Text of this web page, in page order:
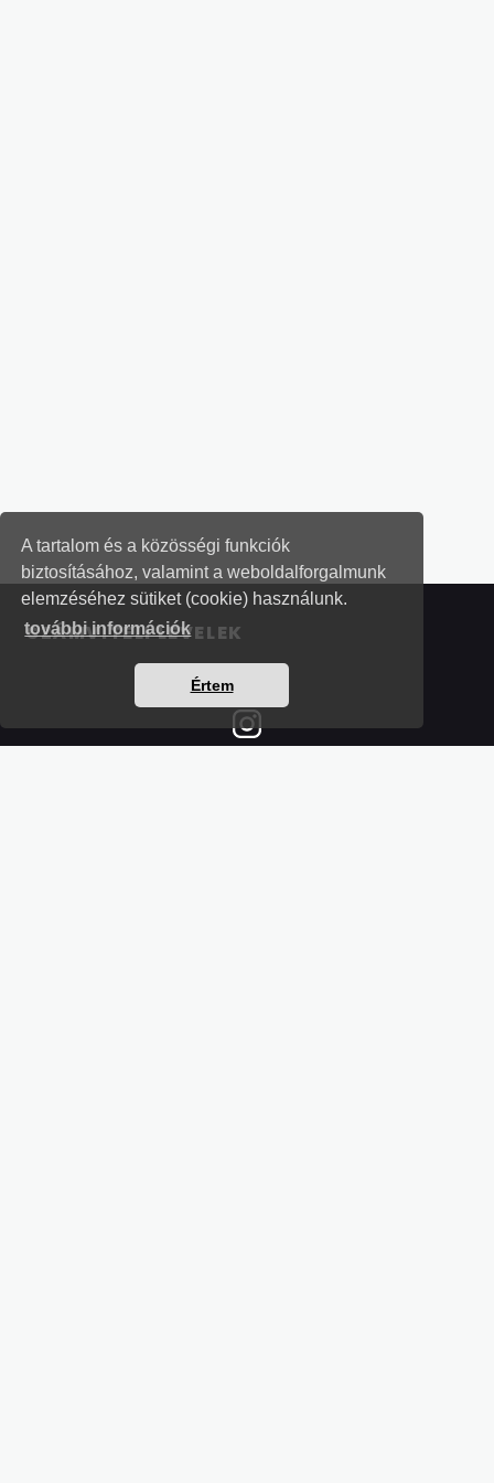
A tartalom és a közösségi funkciók
biztosításához, valamint a weboldalforgalmunk
elemzéséhez sütiket (cookie) használunk.
további információk
Értem
SZÁMVITELI LEVELEK